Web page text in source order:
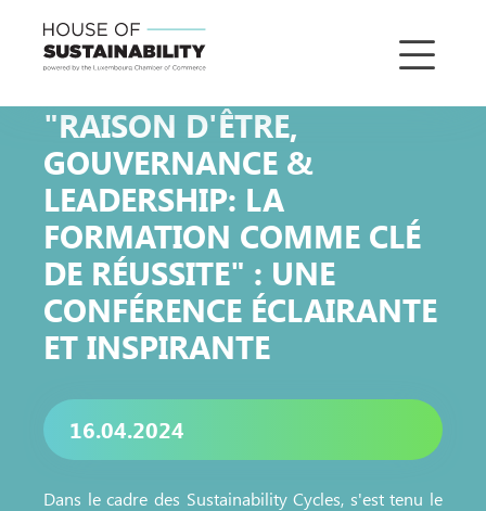
"RAISON D'ÊTRE,
GOUVERNANCE &
LEADERSHIP: LA
FORMATION COMME CLÉ
DE RÉUSSITE" : UNE
CONFÉRENCE ÉCLAIRANTE
ET INSPIRANTE
16.04.2024
Dans le cadre des Sustainability Cycles, s'est tenu le